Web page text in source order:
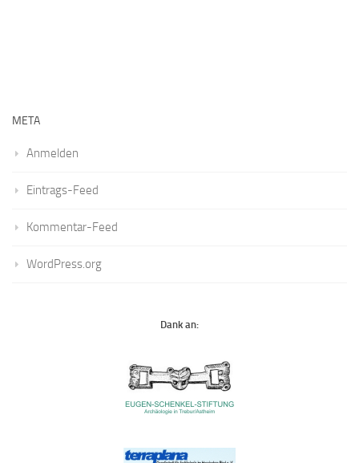
META
Anmelden
Eintrags-Feed
Kommentar-Feed
WordPress.org
Dank an: